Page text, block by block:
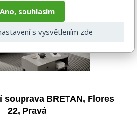
souprava BRETAN, Flores
22, Pravá
Ano, souhlasím
s vysvětlením zde